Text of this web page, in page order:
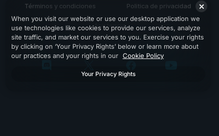
Términos y condiciones Politica de privacidad
Asistencia
When you visit our website or use our desktop application we
use technologies like cookies to provide our services, analyze
site traffic, and market our services to you. Exercise your rights
by clicking on ‘Your Privacy Rights’ below or learn more about
our practices and your rights in our Cookie Policy
Your Privacy Rights